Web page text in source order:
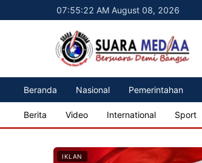
07:55:24 AM August 08, 2026
Beranda Nasional Pemerintahan
Berita Video International Sport
IKLAN